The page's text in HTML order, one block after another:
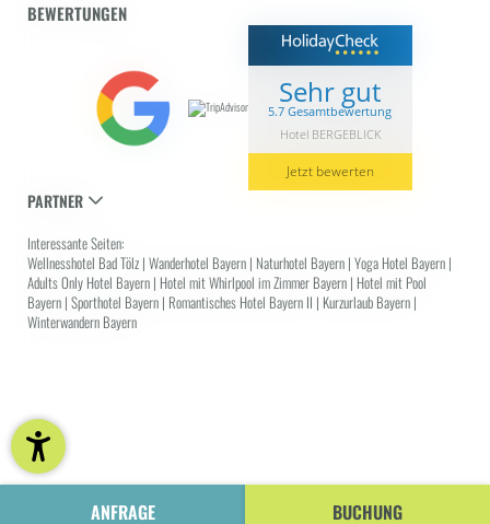
ANFRAGE BUCHUNG
Vorrat reicht
.🖤.
BEWERTUNGEN
Sehr gut
5.7 Gesamtbewertung
Hotel BERGEBLICK
Jetzt bewerten
PARTNER
Interessante Seiten:
Wellnesshotel Bad Tölz | Wanderhotel Bayern | Naturhotel Bayern | Yoga Hotel Bayern |
Adults Only Hotel Bayern | Hotel mit Whirlpool im Zimmer Bayern | Hotel mit Pool
Bayern | Sporthotel Bayern | Romantisches Hotel Bayern II | Kurzurlaub Bayern |
Winterwandern Bayern